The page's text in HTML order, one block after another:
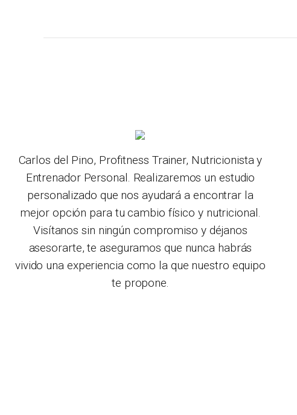
Carlos del Pino, Profitness Trainer, Nutricionista y
Entrenador Personal. Realizaremos un estudio
personalizado que nos ayudará a encontrar la
mejor opción para tu cambio físico y nutricional.
Visítanos sin ningún compromiso y déjanos
asesorarte, te aseguramos que nunca habrás
vivido una experiencia como la que nuestro equipo
te propone.